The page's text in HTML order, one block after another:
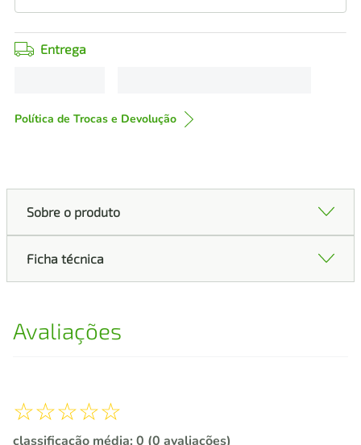
Entrega
Política de Trocas e Devolução
Sobre o produto
Ficha técnica
Avaliações
☆☆☆☆☆
classificação média: 0 (0 avaliações)